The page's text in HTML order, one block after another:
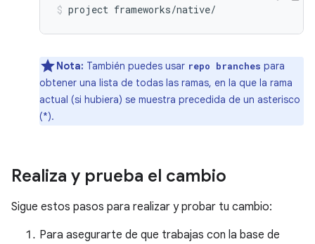
project frameworks/native/
Nota: También puedes usar repo branches para
obtener una lista de todas las ramas, en la que la rama
actual (si hubiera) se muestra precedida de un asterisco
(*).
Realiza y prueba el cambio
Sigue estos pasos para realizar y probar tu cambio:
Para asegurarte de que trabajas con la base de